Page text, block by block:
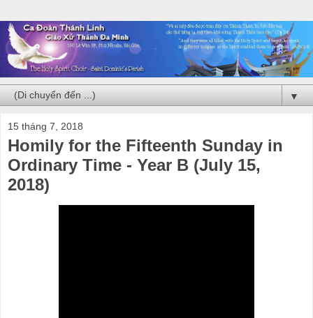
▼
15 tháng 7, 2018
Homily for the Fifteenth Sunday in
Ordinary Time - Year B (July 15,
2018)